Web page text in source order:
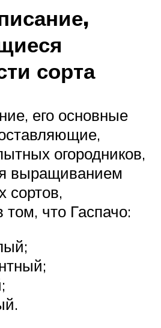
сорта
его основные
огородников,
выращиванием
сортов,
что Гаспачо: